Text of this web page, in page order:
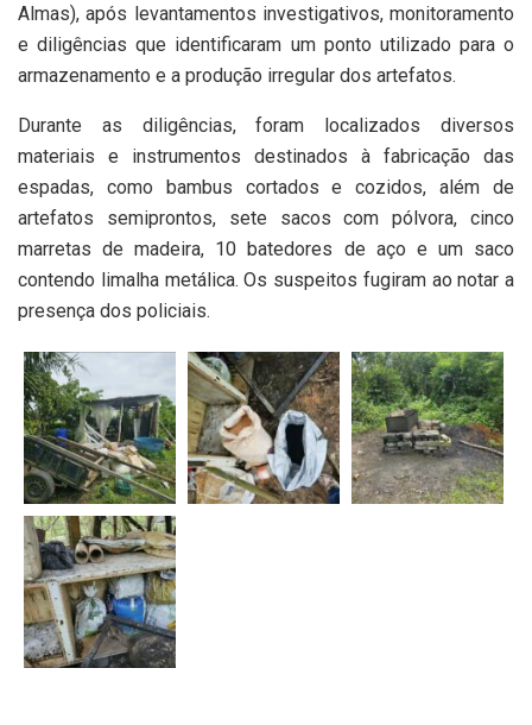
Almas), após levantamentos investigativos, monitoramento
e diligências que identificaram um ponto utilizado para o
armazenamento e a produção irregular dos artefatos.
Durante as diligências, foram localizados diversos
materiais e instrumentos destinados à fabricação das
espadas, como bambus cortados e cozidos, além de
artefatos semiprontos, sete sacos com pólvora, cinco
marretas de madeira, 10 batedores de aço e um saco
contendo limalha metálica. Os suspeitos fugiram ao notar a
presença dos policiais.